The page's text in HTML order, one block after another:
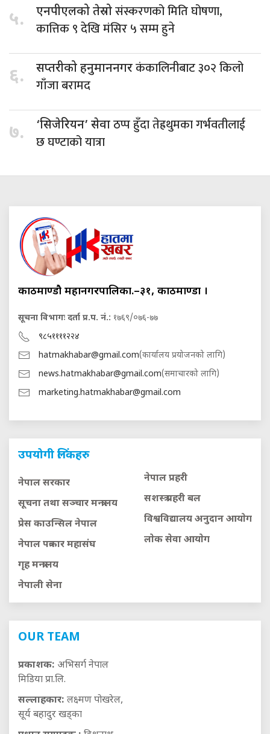
५. एनपीएलको तेस्रोसंस्करणको मिति घोषणा,
कात्तिक ९ देखि मंसिर ५ सम्म हुने
६. सप्तरीको हनुमाननगरकंकालिनीबाट ३०२ किलो
गाँजा बरामद
७. ‘सिजेरियन’ सेवाठप्प हुँदा तेह्रथुमका गर्भवतीलाई
छ घण्टाको यात्रा
काठमाण्डौ महानगरपालिका.–३१, काठमाण्डौं ।
सूचना विभागः दर्ता प्र.प. नं.: १७६९/०७६-७७
९८५११११२२४
hatmakhabar@gmail.com(कार्यालय प्रयोजनको लागि)
news.hatmakhabar@gmail.com(समाचारको लागि)
marketing.hatmakhabar@gmail.com
उपयोगी लिंकहरु
नेपाल सरकार
सूचना तथा सञ्चार मन्त्रालय
प्रेस काउन्सिल नेपाल
नेपाल पत्रकार महासंघ
गृह मन्त्रालय
नेपाली सेना
नेपाल प्रहरी
सशस्त्र प्रहरी बल
विश्वविद्यालय अनुदान आयाेग
लाेक सेवा आयाेग
OUR TEAM
प्रकाशक: अभिसर्ग नेपाल
मिडिया प्रा.लि.
सल्लाहकार: लक्ष्मण पोखरेल,
सूर्य बहादुर खड्का